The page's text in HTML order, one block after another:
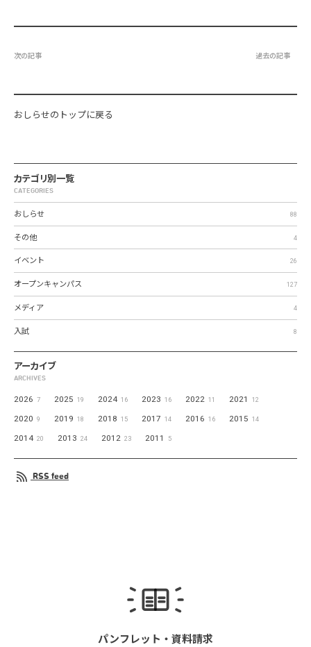
次の記事 過去の記事
おしらせのトップに戻る
カテゴリ別一覧
CATEGORIES
おしらせ 88
その他 4
イベント 26
オープンキャンパス 127
メディア 4
入試 8
アーカイブ
ARCHIVES
2026 7 2025 19 2024 16 2023 16 2022 11 2021 12
2020 9 2019 18 2018 15 2017 14 2016 16 2015 14
2014 20 2013 24 2012 23 2011 5
RSS feed
パンフレット・ 資料請求